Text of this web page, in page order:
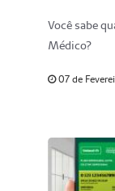
Você sabe
Médico?
07 de